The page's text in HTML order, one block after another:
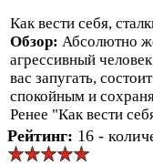
Как вести себя,
Обзор: Абсолютно
агрессивный
вас запугать,
спокойным и
Ренее "Как вести
Рейтинг: 16 -